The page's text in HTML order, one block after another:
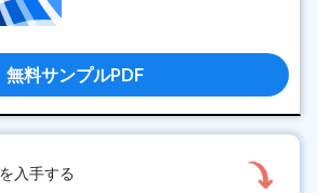
無料サンプルPDF
入手する